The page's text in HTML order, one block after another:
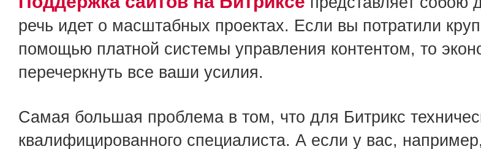
Разработка сайтов
Поддержка сайтов
Раскрутка сайтов
речь идет о масштабных проектах. Если вы потратили
помощью платной системы управления контентом, то
перечеркнуть все ваши усилия.
Самая большая проблема в том, что для Битрикс
квалифицированного специалиста. А если у вас,